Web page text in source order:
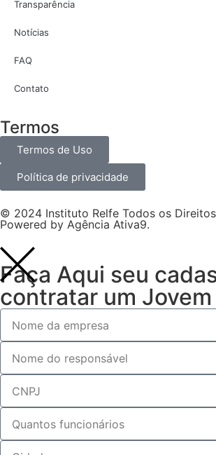
Transparência
Notícias
FAQ
Contato
Termos
Termos de Uso
Política de privacidade
© 2024 Instituto Relfe Todos os Direitos
Powered by Agência Ativa9.
Faça Aqui seu
contratar um